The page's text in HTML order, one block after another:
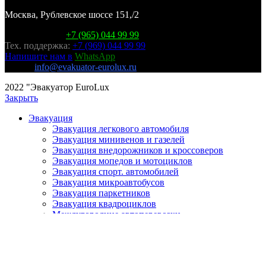
Москва, Рублевское шоссе 151,/2
+7 (965) 044 99 99
Тех. поддержка: +7 (969) 044 99 99
Напишите нам в WhatsApp
info@evakuator-eurolux.ru
2022 "Эвакуатор EuroLux
Закрыть
Эвакуация
Эвакуация легкового автомобиля
Эвакуация минивенов и газелей
Эвакуация внедорожников и кроссоверов
Эвакуация мопедов и мотоциклов
Эвакуация спорт. автомобилей
Эвакуация микроавтобусов
Эвакуация паркетников
Эвакуация квадроциклов
Междугородние автоперевозки